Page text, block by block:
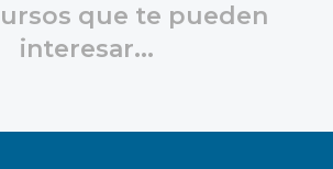
que te pueden
interesar...